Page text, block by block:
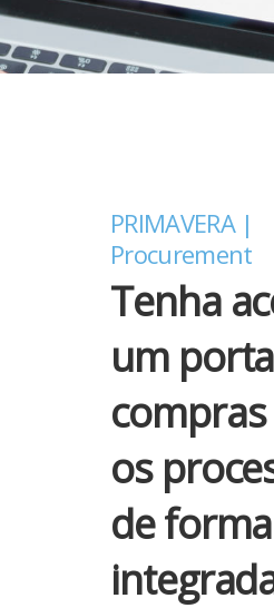
PRIMAVERA |
Procurement
Tenha
um
os
de forma